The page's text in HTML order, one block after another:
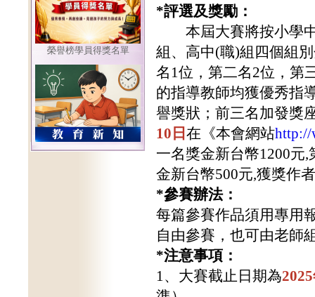
榮譽榜學員得獎名單
*評選及獎勵：
本屆大賽將按小學中
組、高中(職)組四個組
名 1位，第二名2位，第
的指導教師均獲優秀指
譽獎狀；前三名加發獎
10日 在《本會網站http://
一名獎金新台幣1200元
金新台幣500元,獲獎作
*參賽辦法：
每篇參賽作品須用專用
自由參賽，也可由老師
*注意事項：
1、 大賽截止日期為2025